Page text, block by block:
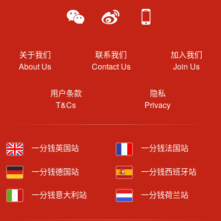
关于我们
About Us
联系我们
Contact Us
加入我们
Join Us
用户条款
T&Cs
隐私
Privacy
一分钱英国站 一分钱法国站
一分钱德国站 一分钱西班牙站
一分钱意大利站 一分钱荷兰站